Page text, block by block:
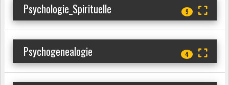
Psychologie_Spirituelle 9
Psychogenealogie 4